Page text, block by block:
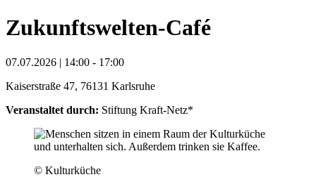
Zukunftswelten-Café
07.07.2026 | 14:00 - 17:00
Kaiserstraße 47, 76131 Karlsruhe
Veranstaltet durch: Stiftung Kraft-Netz*
© Kulturküche